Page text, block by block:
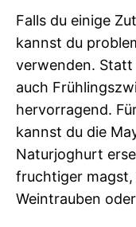
Falls du einige
kannst du
verwenden.
auch
hervorragend.
kannst du die
Naturjoghurt
fruchtiger
Weintrauben